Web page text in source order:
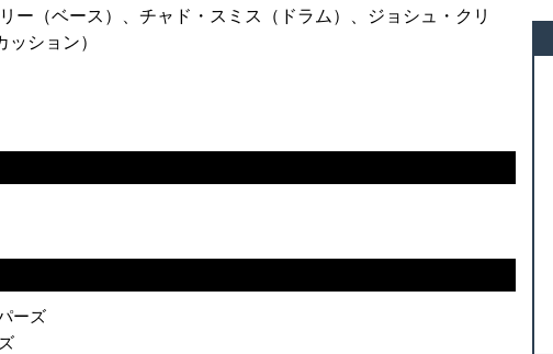
ー（ベース）、チャド・スミス（ドラム）、ジョシュ・クリ
ション）
ーズ